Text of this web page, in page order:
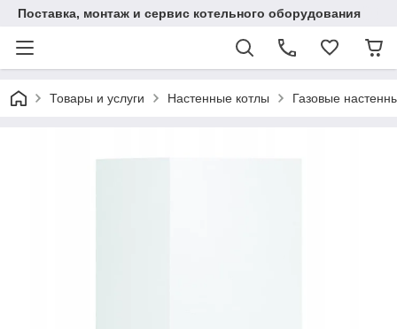
Поставка, монтаж и сервис котельного оборудования
Товары и услуги Настенные котлы Газовые